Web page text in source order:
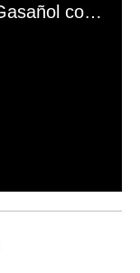
El mal momento de Yanina Gasañol con un hincha argentino en "Subrayado"